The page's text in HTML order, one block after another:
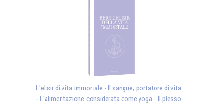
L'elisir di vita immortale - Il sangue, portatore di vita
- L'alimentazione considerata come yoga - Il plesso